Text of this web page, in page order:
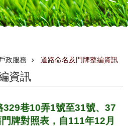
戶政服務 道路命名及門牌整編資訊
資訊
329巷10弄1號至31號、37
牌對照表，自111年12月